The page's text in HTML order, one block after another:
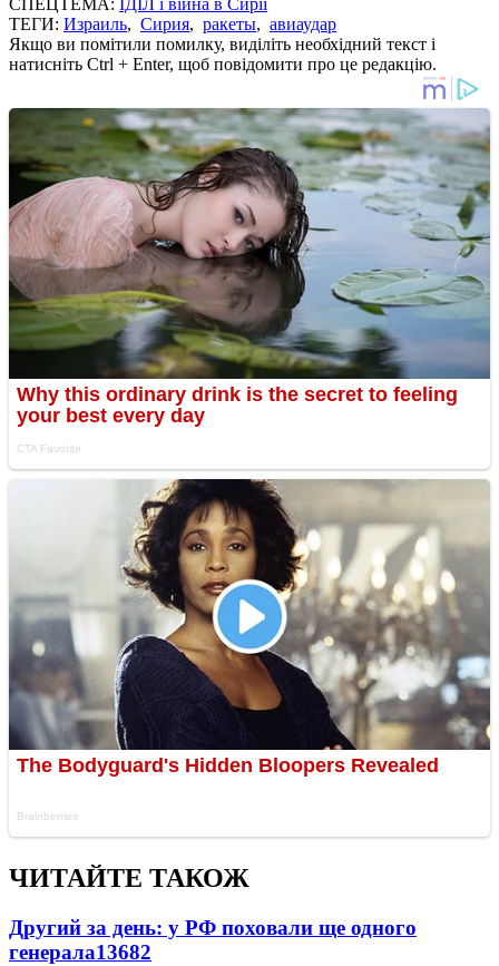
ТЕГИ: Израиль, Сирия, ракеты, авиаудар
Якщо ви помітили помилку, виділіть необхідний текст і
натисніть Ctrl + Enter, щоб повідомити про це редакцію.
ЧИТАЙТЕ ТАКОЖ
Другий за день: у РФ поховали ще одного
генерала13682